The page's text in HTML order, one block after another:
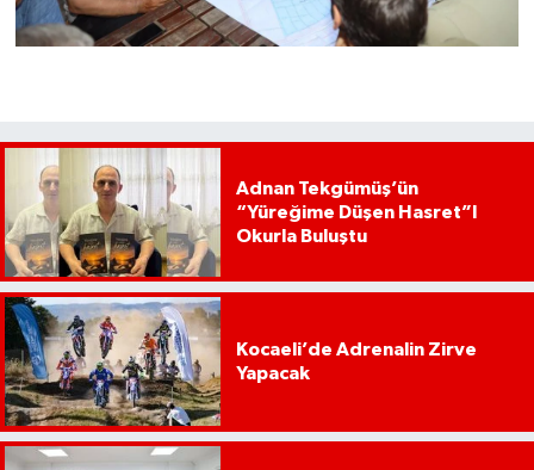
Adnan Tekgümüş’ün
“Yüreğime Düşen Hasret”I
Okurla Buluştu
Kocaeli’de Adrenalin Zirve
Yapacak